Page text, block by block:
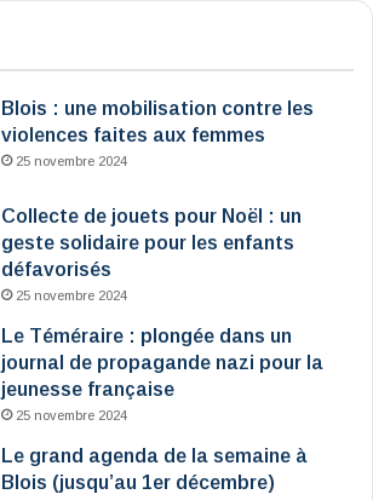
Blois : une mobilisation contre les
violences faites aux femmes
25 novembre 2024
Collecte de jouets pour Noël : un
geste solidaire pour les enfants
défavorisés
25 novembre 2024
Le Téméraire : plongée dans un
journal de propagande nazi pour la
jeunesse française
25 novembre 2024
Le grand agenda de la semaine à
Blois (jusqu’au 1er décembre)